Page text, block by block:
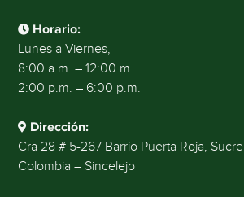
Horario:
Lunes a Viernes,
8:00 a.m. – 12:00 m.
2:00 p.m. – 6:00 p.m.
Dirección:
Cra 28 # 5-267 Barrio Puerta Roja, Sucre
Colombia – Sincelejo